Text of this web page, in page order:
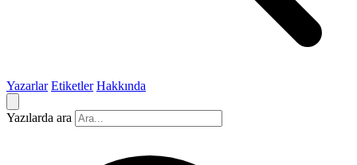
Yazarlar Etiketler Hakkında
Yazılarda ara